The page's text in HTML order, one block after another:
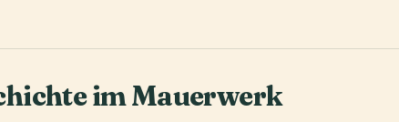
im Mauerwerk